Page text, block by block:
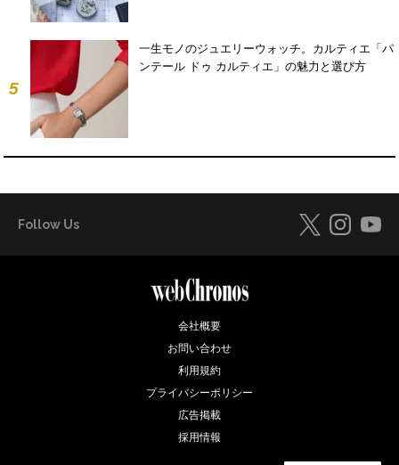
5
一生モノのジュエリーウォッチ。カルティエ「パ
ンテール ドゥ カルティエ」の魅力と選び方
Follow Us
会社概要
お問い合わせ
利用規約
プライバシーポリシー
広告掲載
採用情報